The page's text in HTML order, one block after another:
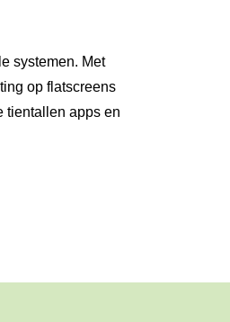
systemen. Met
op flatscreens
tientallen apps en